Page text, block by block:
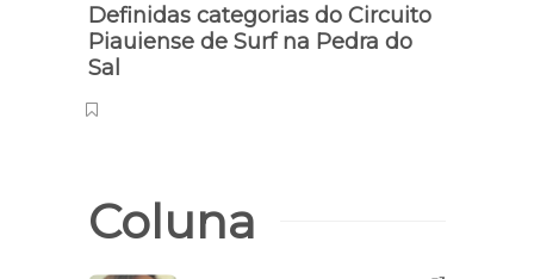
Definidas categorias do Circuito
Piauiense de Surf na Pedra do
Sal
Coluna